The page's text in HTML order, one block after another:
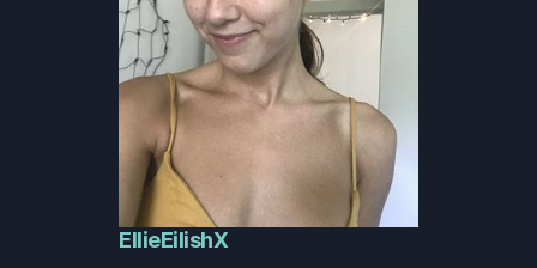
EllieEilishX